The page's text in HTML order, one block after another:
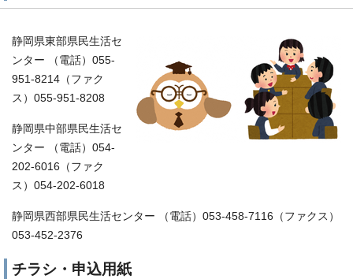
静岡県東部県民生活セ
ンター （電話）055-
951-8214（ファク
ス）055-951-8208
静岡県中部県民生活セ
ンター （電話）054-
202-6016（ファク
ス）054-202-6018
静岡県西部県民生活センター （電話）053-458-7116（ファクス）
053-452-2376
チラシ・申込用紙